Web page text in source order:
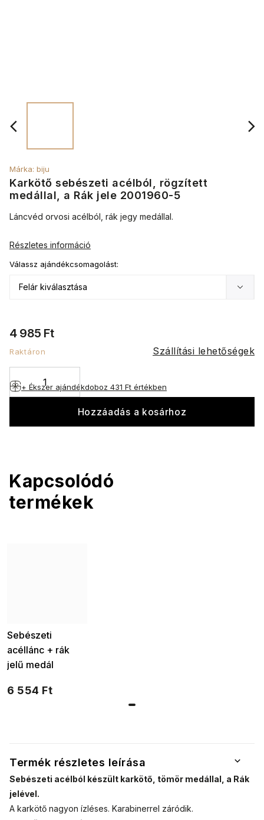
Karkötő sebészeti acélból, rögzített
medállal, a Rák jele 2001960-5
Márka: biju
4 985 Ft
Raktáron Szállítási lehetőségek
Válassz ajándékcsomagolást:
Hozzáadás a kosárhoz
+ Ékszer ajándékdoboz 431 Ft értékben
Láncvéd orvosi acélból, rák jegy medállal.
Részletes információ
Termék részletes leírása
Sebészeti acélból készült karkötő, tömör medállal, a Rák
jelével.
A karkötő nagyon ízléses. Karabinerrel záródik.
Kapcsolódó
termékek
Sebészeti
acéllánc + rák
jelű medál
6 554 Ft